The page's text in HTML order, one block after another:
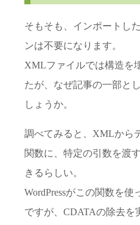
そもそも、インポートし
ンは不要になります。
XMLファイルでは構造を
たが、なぜ記事の一部と
しょうか。
調べてみると、XMLから
関数に、特定の引数を渡
きるらしい。
WordPressがこの関数を
ですが、CDATAの除去を